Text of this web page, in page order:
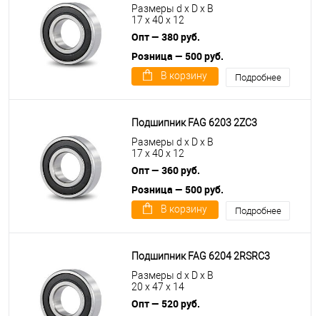
Размеры d x D x B
17 x 40 x 12
Опт — 380 руб.
Розница — 500 руб.
В корзину Подробнее
Подшипник FAG 6203 2ZC3
Размеры d x D x B
17 x 40 x 12
Опт — 360 руб.
Розница — 500 руб.
В корзину Подробнее
Подшипник FAG 6204 2RSRC3
Размеры d x D x B
20 x 47 x 14
Опт — 520 руб.